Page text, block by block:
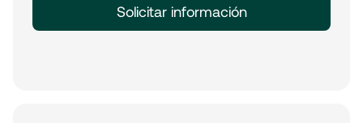
Solicitar información